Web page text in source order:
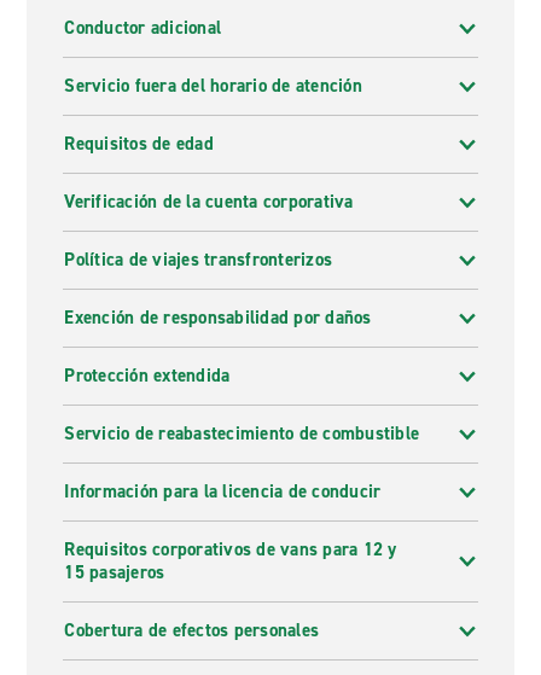
Conductor adicional
Servicio fuera del horario de atención
Requisitos de edad
Verificación de la cuenta corporativa
Política de viajes transfronterizos
Exención de responsabilidad por daños
Protección extendida
Servicio de reabastecimiento de combustible
Información para la licencia de conducir
Requisitos corporativos de vans para 12 y
15 pasajeros
Cobertura de efectos personales